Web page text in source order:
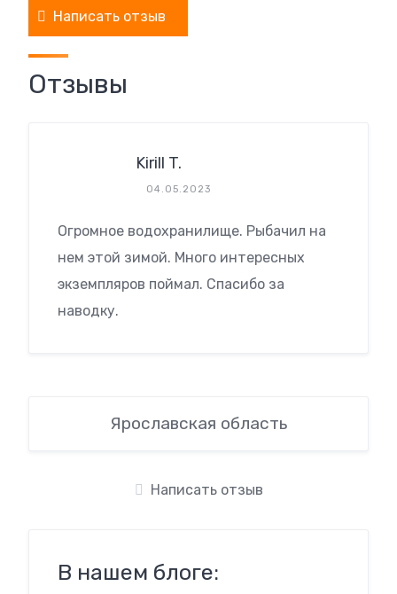
Написать отзыв
Отзывы
Kirill T.
04.05.2023
Огромное водохранилище. Рыбачил на
нем этой зимой. Много интересных
экземпляров поймал. Спасибо за
наводку.
Ярославская область
Написать отзыв
В нашем блоге: